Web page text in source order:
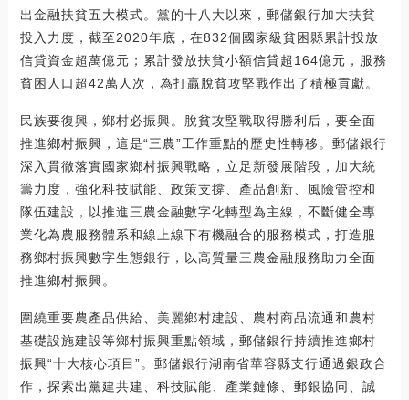
出金融扶貧五大模式。黨的十八大以來，郵儲銀行加大扶貧
投入力度，截至2020年底，在832個國家級貧困縣累計投放
信貸資金超萬億元；累計發放扶貧小額信貸超164億元，服務
貧困人口超42萬人次，為打贏脫貧攻堅戰作出了積極貢獻。
民族要復興，鄉村必振興。脫貧攻堅戰取得勝利后，要全面
推進鄉村振興，這是“三農”工作重點的歷史性轉移。郵儲銀行
深入貫徹落實國家鄉村振興戰略，立足新發展階段，加大統
籌力度，強化科技賦能、政策支撐、產品創新、風險管控和
隊伍建設，以推進三農金融數字化轉型為主線，不斷健全專
業化為農服務體系和線上線下有機融合的服務模式，打造服
務鄉村振興數字生態銀行，以高質量三農金融服務助力全面
推進鄉村振興。
圍繞重要農產品供給、美麗鄉村建設、農村商品流通和農村
基礎設施建設等鄉村振興重點領域，郵儲銀行持續推進鄉村
振興“十大核心項目”。郵儲銀行湖南省華容縣支行通過銀政合
作，探索出黨建共建、科技賦能、產業鏈條、郵銀協同、誠